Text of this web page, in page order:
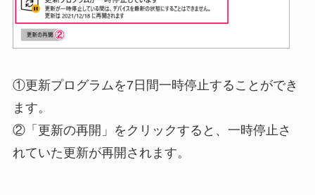
①更新プログラムを7日間一時停止することができ
ます。
②「更新の再開」をクリックすると、一時停止さ
れていた更新が再開されます。